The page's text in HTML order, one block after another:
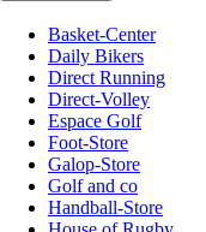
Basket-Center
Daily Bikers
Direct Running
Direct-Volley
Espace Golf
Foot-Store
Galop-Store
Golf and co
Handball-Store